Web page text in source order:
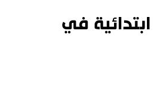
ابتدائية في